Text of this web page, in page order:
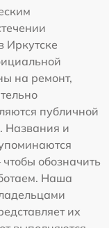
Иркутске
на ремонт,
публичной
Названия и
обозначить
Наша
их